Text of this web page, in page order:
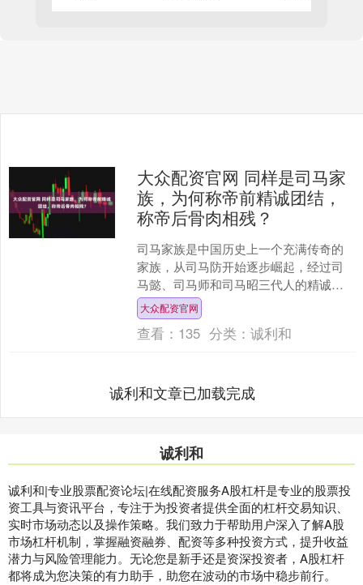
大众配资官网 同样是司马家
族，为何称帝前精诚团结，
称帝后骨肉相残？
司马家族是中国历史上一个充满传奇的
家族，从司马防开始逐步崛起，经过司
马懿、司马师和司马昭三代人的精诚合
作，最终在司马炎时期建立了西晋王
朝，甚至完成了全国的统一。....
大众配资官网
查看： 135 分类：诚利和
诚利和文章已加载完成
诚利和
诚利和|专业股票配资论坛|在线配资服务A股杠杆是专业的股票投
资工具与资讯平台，专注于为投资者提供全面的杠杆交易知识、
实时市场动态以及操作策略。我们致力于帮助用户深入了解A股
市场杠杆机制，掌握融资融券、配资等多种投资方式，提升收益
潜力与风险管理能力。无论您是新手还是资深投资者，A股杠杆
都将成为您决策的有力助手，助您在波动的市场中稳步前行。